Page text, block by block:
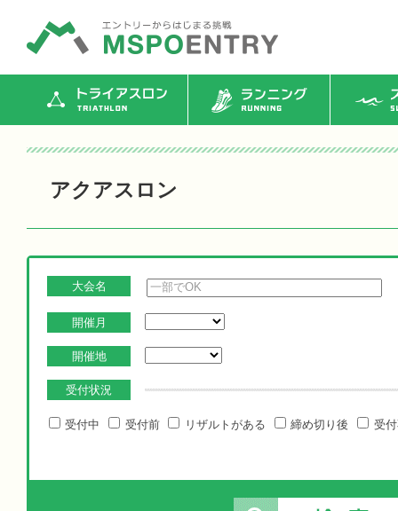
トライアスロン ランニング ス
アクアスロン
大会名
開催月
開催地
受付状況
受付中 受付前 リザルトがある 締め切り後 受